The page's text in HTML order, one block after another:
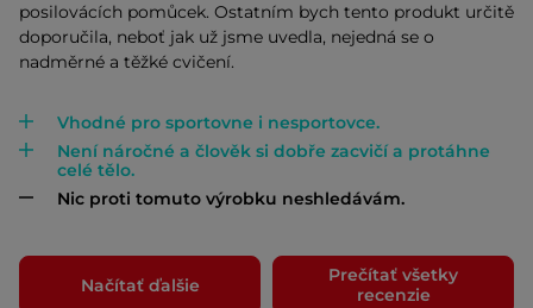
posilovácích pomůcek. Ostatním bych tento produkt určitě
doporučila, neboť jak už jsme uvedla, nejedná se o
nadměrné a těžké cvičení.
Vhodné pro sportovne i nesportovce.
Není náročné a člověk si dobře zacvičí a protáhne
celé tělo.
Nic proti tomuto výrobku neshledávám.
Načítať ďalšie
Prečítať všetky
recenzie